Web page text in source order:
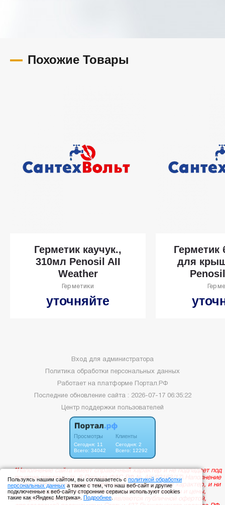
Пользуясь нашим сайтом, вы соглашаетесь с политикой обработки
персональных данных а также с тем, что наш веб-сайт и другие
подключенные к веб-сайту сторонние сервисы используют cookies
такие как «Яндекс Метрика». Подробнее
Похожие Товары
Герметик каучук.,
310мл Penosil AII
Weather
Герметики
уточняйте
для
Вход для администратора
Политика обработки персональных данных
Работает на платформе
Портал.РФ
Последние обновление сайта : 2026-07-17 06:35:22
Центр поддержки пользователей